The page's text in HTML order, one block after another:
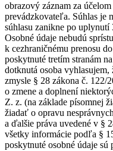
obrazový záznam za
prevádzkovateľa. Súhlas
súhlasu zanikne po
Osobné údaje nebudú
k cezhraničnému prenosu
poskytnuté tretím stranám
dotknutá osoba
zmysle § 28 zákona č. 122/
o zmene a doplnení
Z. z. (na základe písomnej
žiadať o opravu
a ďalšie práva uvedené v §
všetky informácie podľa §
poskytnuté osobné údaje